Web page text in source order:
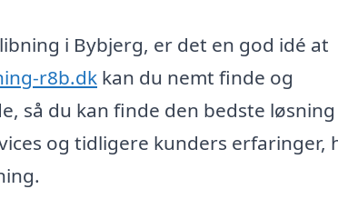
i Bybjerg, er det en god idé at
r8b.dk kan du nemt finde og
så du kan finde den bedste
og tidligere kunders erfaringer,